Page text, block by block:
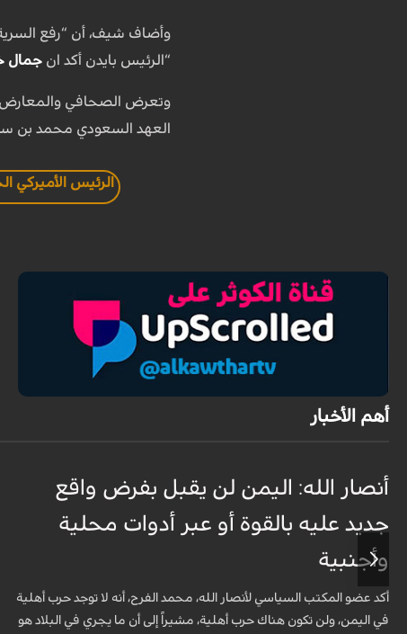
وأضاف شيف، أن “رفع
“الرئيس بايدن أكد ان جمال
وتعرض الصحافي
العهد السعودي محمد بن
الرئيس الأميركي
أهم الأخبار
أنصار الله: اليمن لن يقبل بفرض واقع
جديد عليه بالقوة أو عبر أدوات محلية
وأجنبية
أكد عضو المكتب السياسي لأنصار الله، محمد الفرح، أنه لا توجد حرب أهلية
في اليمن، ولن تكون هناك حرب أهلية، مشيراً إلى أن ما يجري في البلاد هو